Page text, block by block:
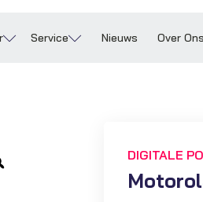
Service Nieuws Over Ons
DIGITALE